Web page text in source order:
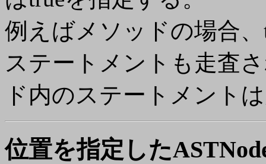
例えばメソッドの場合
ステートメントも走査
ド内のステートメント
位置を指定した